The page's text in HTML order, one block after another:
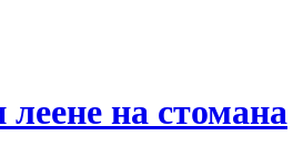
на стомана